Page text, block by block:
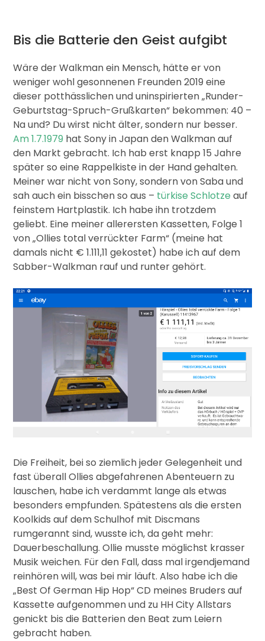
Bis die Batterie den Geist aufgibt
Wäre der Walkman ein Mensch, hätte er von
weniger wohl gesonnenen Freunden 2019 eine
dieser potthässlichen und uninspirierten „Runder-
Geburtstag-Spruch-Grußkarten“ bekommen: 40 –
Na und? Du wirst nicht älter, sondern nur besser.
Am 1.7.1979 hat Sony in Japan den Walkman auf
den Markt gebracht. Ich hab erst knapp 15 Jahre
später so eine Rappelkiste in der Hand gehalten.
Meiner war nicht von Sony, sondern von Saba und
sah auch ein bisschen so aus – türkise Schlotze auf
feinstem Hartplastik. Ich habe ihn trotzdem
geliebt. Eine meiner allerersten Kassetten, Folge 1
von „Ollies total verrückter Farm“ (meine hat
damals nicht € 1.111,11 gekostet) habe ich auf dem
Sabber-Walkman rauf und runter gehört.
Die Freiheit, bei so ziemlich jeder Gelegenheit und
fast überall Ollies abgefahrenen Abenteuern zu
lauschen, habe ich verdammt lange als etwas
besonders empfunden. Spätestens als die ersten
Koolkids auf dem Schulhof mit Discmans
rumgerannt sind, wusste ich, da geht mehr:
Dauerbeschallung. Ollie musste möglichst krasser
Musik weichen. Für den Fall, dass mal irgendjemand
reinhören will, was bei mir läuft. Also habe ich die
„Best Of German Hip Hop“ CD meines Bruders auf
Kassette aufgenommen und zu HH City Allstars
genickt bis die Batterien den Beat zum Leiern
gebracht haben.